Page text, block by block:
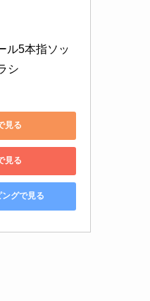
ル5本指ソッ
シ
見る
見る
グで見る